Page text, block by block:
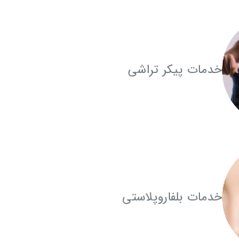
خدمات پیکر تراشی
خدمات بلفاروپلاستی